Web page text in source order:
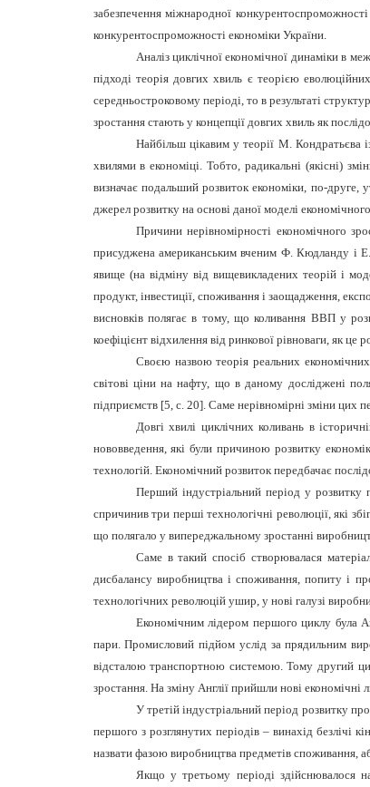
забезпечення міжнародної конкурентоспроможності
конкурентоспроможності економіки України.
Аналіз циклічної економічної динаміки в
підході теорія довгих хвиль є теорією
середньостроковому періоді, то в результаті
зростання стають у концепції довгих хвиль як
Найбільш цікавим у теорії М. Кондратьєва
хвилями в економіці. Тобто, радикальні (якісні)
визначає подальший розвиток економіки, по-друге,
джерел розвитку на основі даної моделі
Причини нерівномірності економічного
присуджена американським вченим Ф. Кюдланду і Е.
явище (на відміну від вищевикладених теорій і
продукт, інвестиції, споживання і заощадження,
висновків полягає в тому, що коливання ВВП у
коефіцієнт відхилення від ринкової рівноваги, як
Своєю назвою теорія реальних
світові ціни на нафту, що в даному досліджені
підприємств [5, c. 20]. Саме нерівномірні зміни цих
Довгі хвилі циклічних коливань в
нововведення, які були причиною розвитку
технологій. Економічний розвиток передбачає
Перший індустріальний період у розвитку
спричинив три перші технологічні революції, які
що полягало у випереджальному зростанні
Саме в такий спосіб створювалася
дисбалансу виробництва і споживання, попиту і
технологічних революцій ушир, у нові галузі
Економічним лідером першого циклу була
пари. Промисловий підйом услід за прядильним
відсталою транспортною системою. Тому другий
зростання. На зміну Англії прийшли нові
У третій індустріальний період розвитку
першого з розглянутих періодів – винахід безлічі
назвати фазою виробництва предметів споживання,
Якщо у третьому періоді здійснювалося